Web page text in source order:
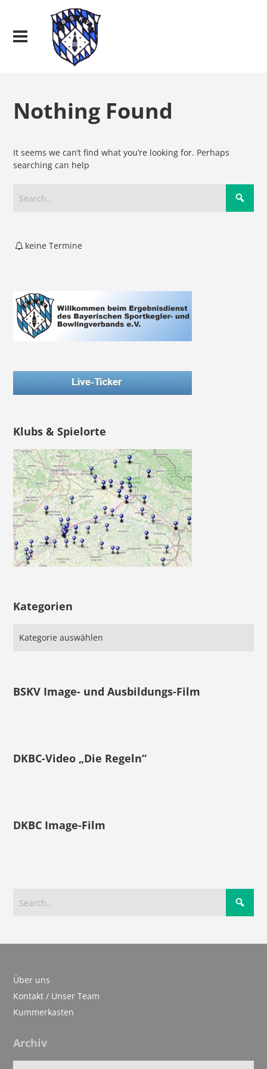
Nothing Found
It seems we can’t find what you’re looking for. Perhaps
searching can help
keine Termine
Klubs & Spielorte
Kategorien
BSKV Image- und Ausbildungs-Film
DKBC-Video „Die Regeln“
DKBC Image-Film
Über uns
Kontakt / Unser Team
Kummerkasten
Archiv